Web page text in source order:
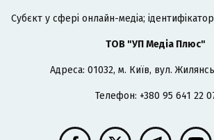
Cубєкт у сфері онлайн-медіа;
ТОВ "УП Медіа Плюс"
Адреса: 01032, м. Київ, вул.
Телефон: +380 95 641 22